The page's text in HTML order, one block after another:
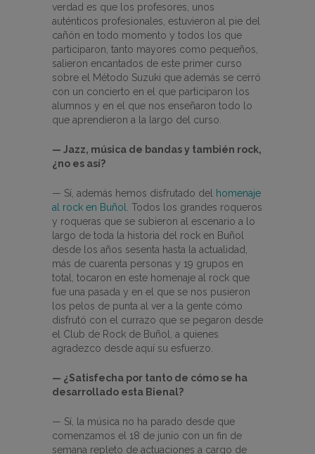
verdad es que los profesores, unos
auténticos profesionales, estuvieron al pie del
cañón en todo momento y todos los que
participaron, tanto mayores como pequeños,
salieron encantados de este primer curso
sobre el Método Suzuki que además se cerró
con un concierto en el que participaron los
alumnos y en el que nos enseñaron todo lo
que aprendieron a la largo del curso.
— Jazz, música de bandas y también rock,
¿no es así?
— Sí, además hemos disfrutado del
homenaje
al rock en Buñol
. Todos los grandes roqueros
y roqueras que se subieron al escenario a lo
largo de toda la historia del rock en Buñol
desde los años sesenta hasta la actualidad,
más de cuarenta personas y 19 grupos en
total, tocaron en este homenaje al rock que
fue una pasada y en el que se nos pusieron
los pelos de punta al ver a la gente cómo
disfrutó con el currazo que se pegaron desde
el Club de Rock de Buñol, a quienes
agradezco desde aquí su esfuerzo.
— ¿Satisfecha por tanto de cómo se ha
desarrollado esta Bienal?
— Sí, la música no ha parado desde que
comenzamos el 18 de junio con un fin de
semana repleto de actuaciones a cargo de